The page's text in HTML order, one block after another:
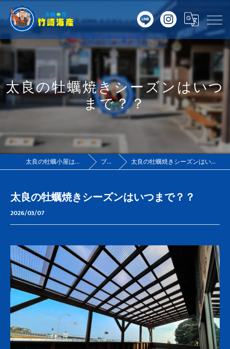
太良の牡蠣焼きシーズンはいつ
まで？？
太良の牡蠣小屋は竹崎海産 ブログ 太良の牡蠣焼きシーズンはいつまで？？
太良の牡蠣焼きシーズンはいつまで？？
2026/03/07